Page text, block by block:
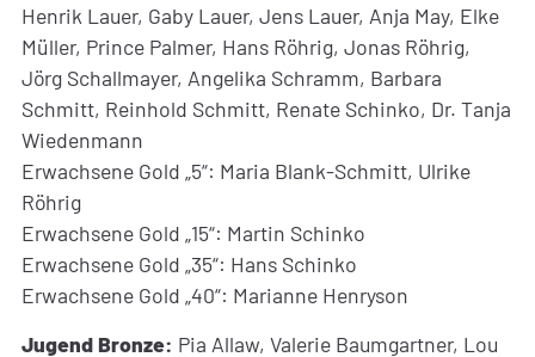
Henrik Lauer, Gaby Lauer, Jens Lauer, Anja May, Elke
Müller, Prince Palmer, Hans Röhrig, Jonas Röhrig,
Jörg Schallmayer, Angelika Schramm, Barbara
Schmitt, Reinhold Schmitt, Renate Schinko, Dr. Tanja
Wiedenmann
Erwachsene Gold „5“: Maria Blank-Schmitt, Ulrike
Röhrig
Erwachsene Gold „15“: Martin Schinko
Erwachsene Gold „35“: Hans Schinko
Erwachsene Gold „40“: Marianne Henryson
Jugend Bronze: Pia Allaw, Valerie Baumgartner, Lou